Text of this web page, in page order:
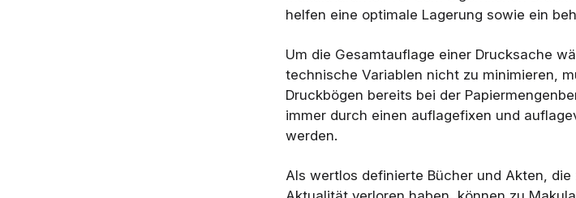
helfen eine optimale Lagerung sowie ein
Um die Gesamtauflage einer Drucksache
technische Variablen nicht zu minimieren,
Druckbögen bereits bei der
immer durch einen auflagefixen und
werden.
Als wertlos definierte Bücher und Akten,